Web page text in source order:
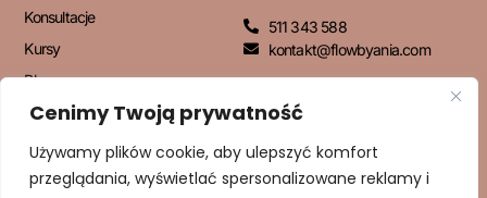
Cenimy Twoją prywatność
Używamy plików cookie, aby ulepszyć komfort
przeglądania, wyświetlać spersonalizowane reklamy i
Konsultacje
Kursy
Blog
Kontakt
511 343 588
kontakt@flowbyania.com
NEWSLETTER